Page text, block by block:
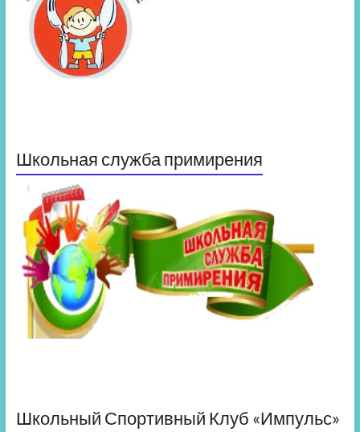
Школьная служба примирения
Школьный Спортивный Клуб «Импульс»